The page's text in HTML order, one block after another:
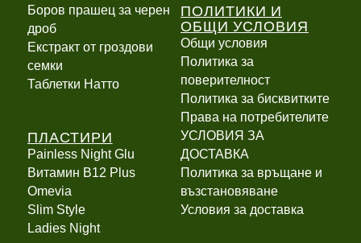
Боров прашец за черен
дроб
Екстракт от гроздови
семки
Таблетки Натто
ПЛАСТИРИ
Painless Night Glu
Витамин B12 Plus
Оmevia
Slim Style
Ladies Night
ПОЛИТИКИ И
ОБЩИ УСЛОВИЯ
Общи условия
Политика за
поверителност
Политика за бисквитките
Права на потребителите
УСЛОВИЯ ЗА
ДОСТАВКА
Политика за връщане и
възстановяване
Условия за доставка